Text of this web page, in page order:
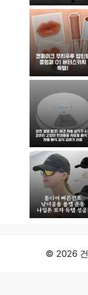
© 2026